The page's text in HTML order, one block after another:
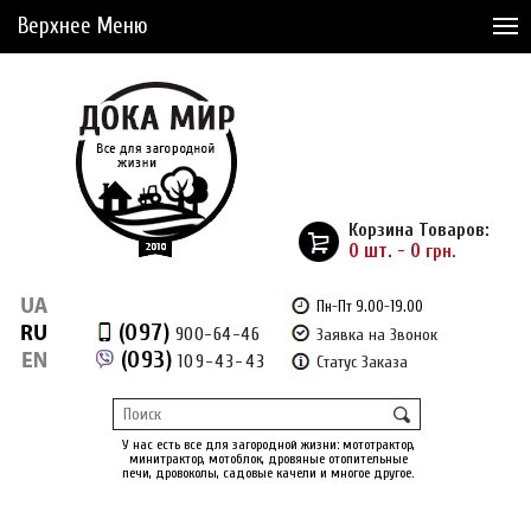
Верхнее Меню
Доставка и Оплата
Рассрочка
Доставка из Америки
Сравнение товаров (0)
Отложенные товары (0)
(097) 900-64-46
(093) 109-43-43
Пн-Пт 9.00-19.00
Заявка на Звонок
Статус Заказа
У нас есть все для загородной жизни: мототрактор,
минитрактор, мотоблок, дровяные отопительные
печи, дровоколы, садовые качели и многое другое.
Корзина Товаров:
0 шт. - 0 грн.